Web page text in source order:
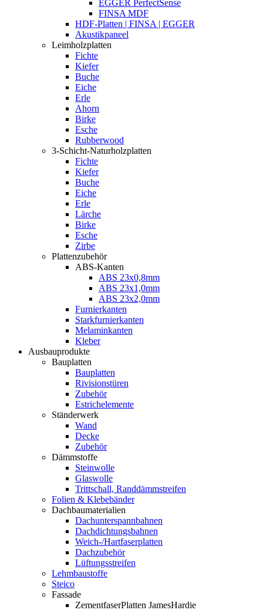
EGGER PerfectSense
FINSA MDF
HDF-Platten | FINSA | EGGER
Akustikpaneel
Leimholzplatten
Fichte
Kiefer
Buche
Eiche
Erle
Ahorn
Birke
Esche
Rubberwood
3-Schicht-Naturholzplatten
Fichte
Kiefer
Buche
Eiche
Erle
Lärche
Birke
Esche
Zirbe
Plattenzubehör
ABS-Kanten
ABS 23x0,8mm
ABS 23x1,0mm
ABS 23x2,0mm
Furnierkanten
Starkfurnierkanten
Melaminkanten
Kleber
Ausbauprodukte
Bauplatten
Bauplatten
Rivisionstüren
Zubehör
Estrichelemente
Ständerwerk
Wand
Decke
Zubehör
Dämmstoffe
Steinwolle
Glaswolle
Trittschall, Randdämmstreifen
Folien & Klebebänder
Dachbaumaterialien
Dachunterspannbahnen
Dachdichtungsbahnen
Weich-/Hartfaserplatten
Dachzubehör
Lüftungsstreifen
Lehmbaustoffe
Steico
Fassade
ZementfaserPlatten JamesHardie